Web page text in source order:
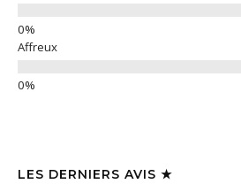
Affreux
LES DERNIERS AVIS ★